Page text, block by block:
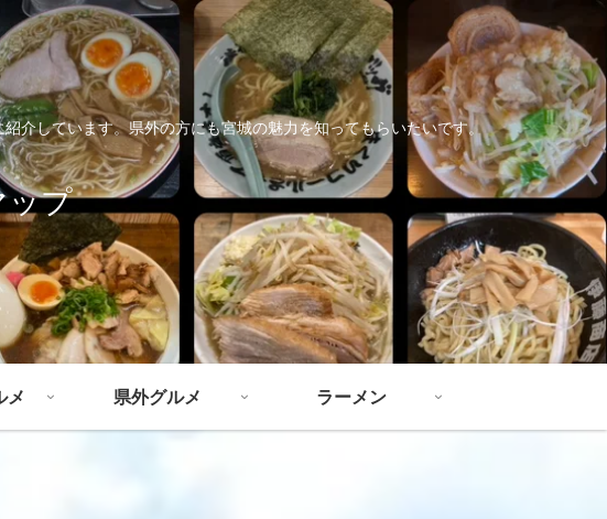
介しています。県外の方にも宮城の魅力を知ってもらいたいです。
ップ
メ 県外グルメ ラーメン